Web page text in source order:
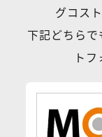
グコス
下記どちら
ト